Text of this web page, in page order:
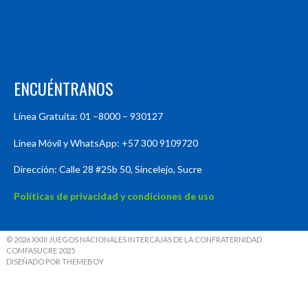
ENCUÉNTRANOS
Línea Gratuita: 01 –8000 – 930127
Línea Móvil y WhatsApp: +57 300 9109720
Dirección: Calle 28 #25b 50, Sincelejo, Sucre
Políticas de privacidad y condiciones de uso
© 2026 XXIII JUEGOS NACIONALES INTERCAJAS DE LA CONFRATERNIDAD
COMFASUCRE 2025
DISEÑADO POR THEMEBOY